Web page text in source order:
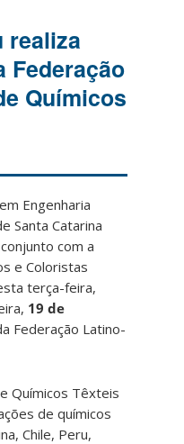
realiza
Federação
Químicos
Engenharia
Santa Catarina
com a
e Coloristas
terça-feira,
19 de
Federação Latino-
Químicos Têxteis
de químicos
Chile, Peru,